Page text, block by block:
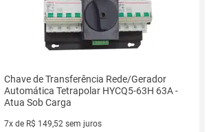
Chave de Transferência Rede/Gerador
Automática Tetrapolar HYCQ5-63H 63A -
Atua Sob Carga
7x de R$ 149,52 sem juros